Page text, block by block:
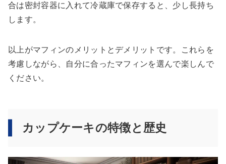
合は密封容器に入れて冷蔵庫で保存すると、少し長持ち
します。
以上がマフィンのメリットとデメリットです。これらを
考慮しながら、自分に合ったマフィンを選んで楽しんで
ください。
カップケーキの特徴と歴史